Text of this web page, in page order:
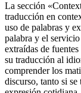
La sección
traducción en
uso de palabras y
palabra y el
extraídas de
su traducción al
comprender los
discurso, tanto si